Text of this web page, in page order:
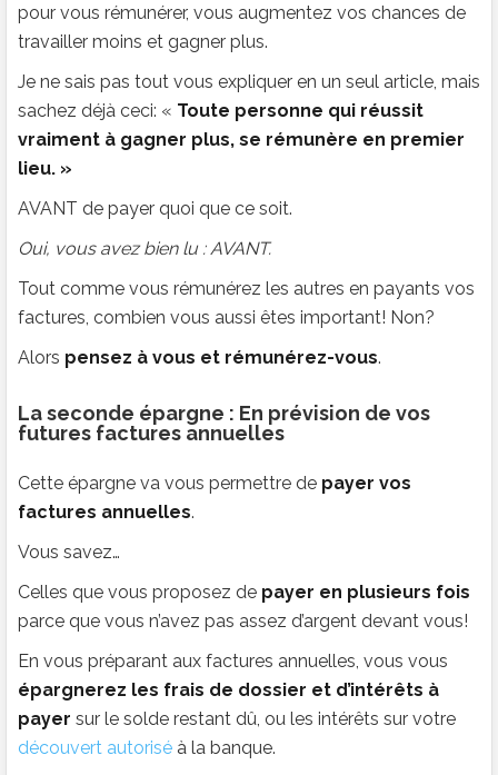
pour vous rémunérer, vous augmentez vos chances de
travailler moins et gagner plus.
Je ne sais pas tout vous expliquer en un seul article, mais
sachez déjà ceci: « Toute personne qui réussit
vraiment à gagner plus, se rémunère en premier
lieu. »
AVANT de payer quoi que ce soit.
Oui, vous avez bien lu : AVANT.
Tout comme vous rémunérez les autres en payants vos
factures, combien vous aussi êtes important! Non?
Alors pensez à vous et rémunérez-vous.
La seconde épargne : En prévision de vos
futures factures annuelles
Cette épargne va vous permettre de payer vos
factures annuelles.
Vous savez…
Celles que vous proposez de payer en plusieurs fois
parce que vous n’avez pas assez d’argent devant vous!
En vous préparant aux factures annuelles, vous vous
épargnerez les frais de dossier et d’intérêts à
payer sur le solde restant dû, ou les intérêts sur votre
découvert autorisé à la banque.